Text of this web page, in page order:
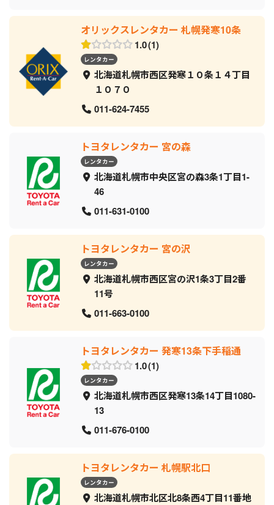
オリックスレンタカー 札幌発寒10条
1.0 1
レンタカー
北海道札幌市西区発寒１０条１４丁目
１０７０
011-624-7455
トヨタレンタカー 宮の森
レンタカー
北海道札幌市中央区宮の森3条1丁目1-
46
011-631-0100
トヨタレンタカー 宮の沢
レンタカー
北海道札幌市西区宮の沢1条3丁目2番
11号
011-663-0100
トヨタレンタカー 発寒13条下手稲通
1.0 1
レンタカー
北海道札幌市西区発寒13条14丁目1080-
13
011-676-0100
トヨタレンタカー 札幌駅北口
レンタカー
北海道札幌市北区北8条西4丁目11番地